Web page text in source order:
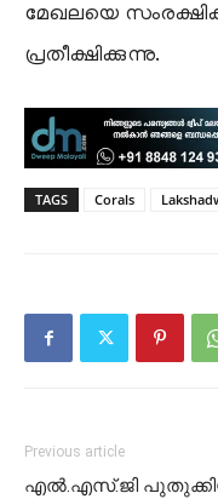
മേഖലയെ
പ്രതീക്ഷിക്കുന്നു.
TAGS Corals
Previous article
എൽ.എസ്.ജി